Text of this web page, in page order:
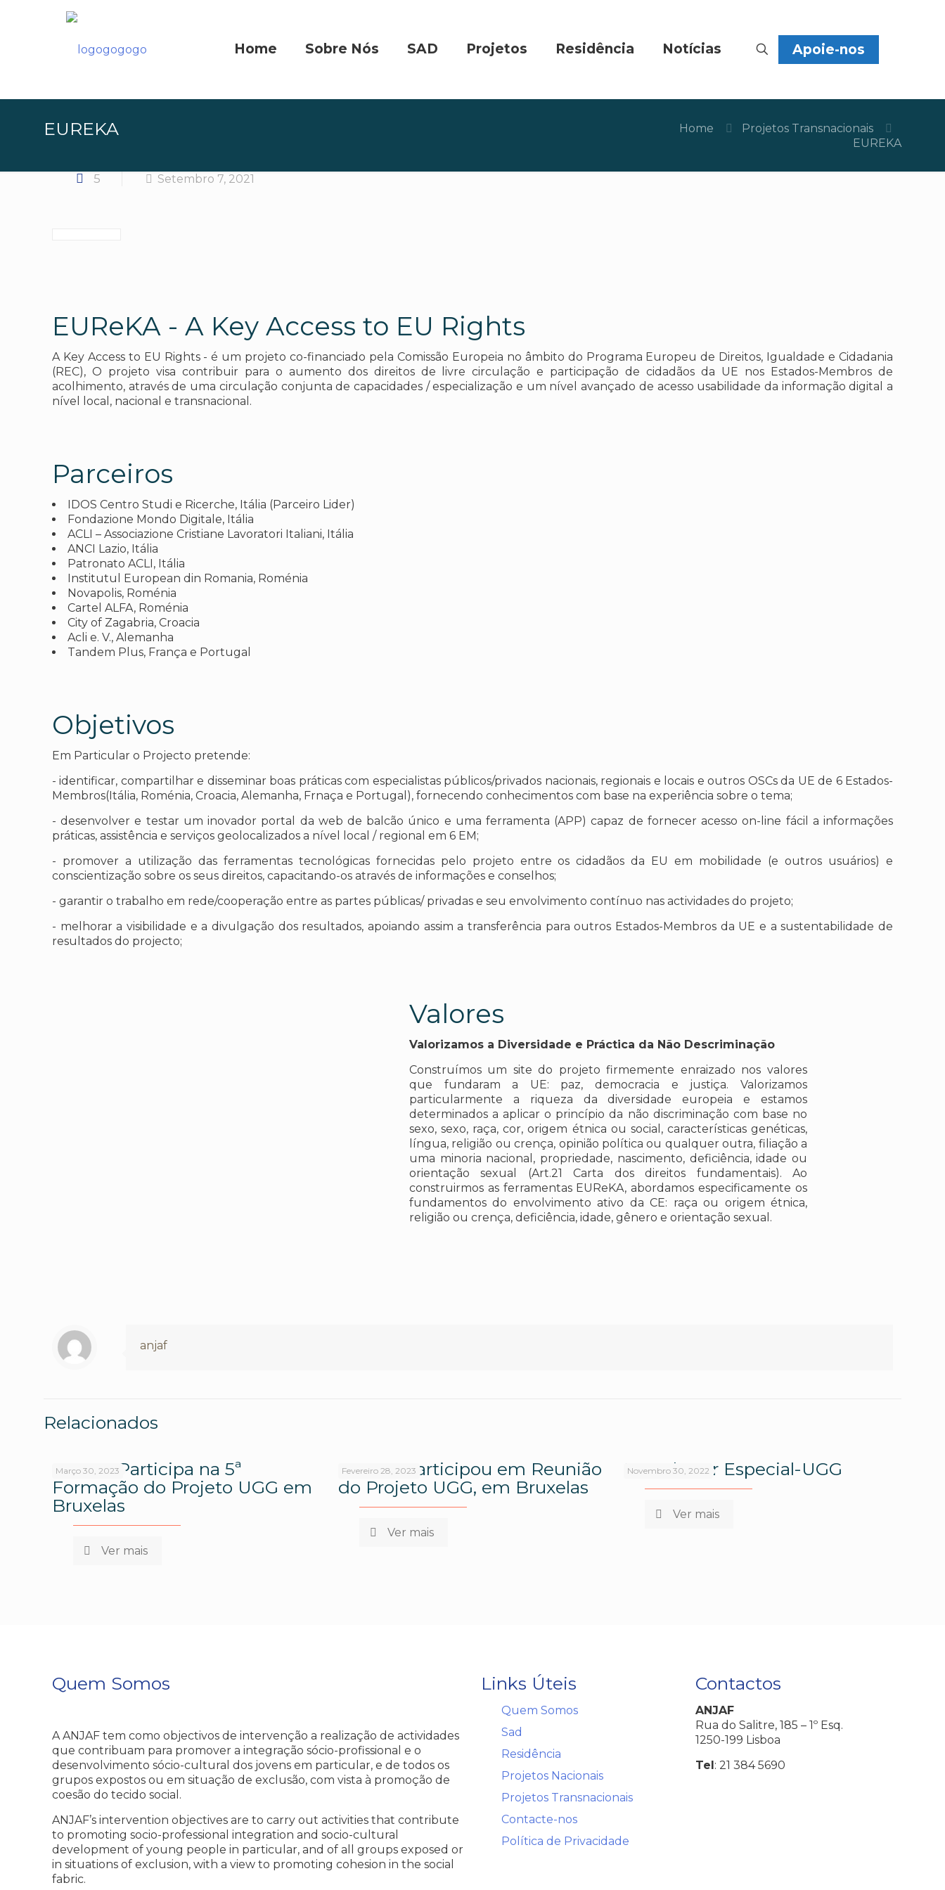
Home Sobre Nós SAD Projetos Residência Notícias Apoie-nos
EUREKA Home
Projetos Transnacionais
EUREKA
5 Setembro 7, 2021
EUReKA - A Key Access to EU Rights
A Key Access to EU Rights - é um projeto co-financiado pela Comissão Europeia no âmbito do Programa Europeu de Direitos, Igualdade e Cidadania
(REC), O projeto visa contribuir para o aumento dos direitos de livre circulação e participação de cidadãos da UE nos Estados-Membros de
acolhimento, através de uma circulação conjunta de capacidades / especialização e um nível avançado de acesso usabilidade da informação digital a
nível local, nacional e transnacional.
Parceiros
IDOS Centro Studi e Ricerche, Itália (Parceiro Lider)
Fondazione Mondo Digitale, Itália
ACLI – Associazione Cristiane Lavoratori Italiani, Itália
ANCI Lazio, Itália
Patronato ACLI, Itália
Institutul European din Romania, Roménia
Novapolis, Roménia
Cartel ALFA, Roménia
City of Zagabria, Croacia
Acli e. V., Alemanha
Tandem Plus, França e Portugal
Objetivos
Em Particular o Projecto pretende:
- identificar, compartilhar e disseminar boas práticas com especialistas públicos/privados nacionais, regionais e locais e outros OSCs da UE de 6 Estados-
Membros(Itália, Roménia, Croacia, Alemanha, Frnaça e Portugal), fornecendo conhecimentos com base na experiência sobre o tema;
- desenvolver e testar um inovador portal da web de balcão único e uma ferramenta (APP) capaz de fornecer acesso on-line fácil a informações
práticas, assistência e serviços geolocalizados a nível local / regional em 6 EM;
- promover a utilização das ferramentas tecnológicas fornecidas pelo projeto entre os cidadãos da EU em mobilidade (e outros usuários) e
conscientização sobre os seus direitos, capacitando-os através de informações e conselhos;
- garantir o trabalho em rede/cooperação entre as partes públicas/ privadas e seu envolvimento contínuo nas actividades do projeto;
- melhorar a visibilidade e a divulgação dos resultados, apoiando assim a transferência para outros Estados-Membros da UE e a sustentabilidade de
resultados do projecto;
Valores
Valorizamos a Diversidade e Práctica da Não Descriminação
Construímos um site do projeto firmemente enraizado nos valores
que fundaram a UE: paz, democracia e justiça. Valorizamos
particularmente a riqueza da diversidade europeia e estamos
determinados a aplicar o princípio da não discriminação com base no
sexo, sexo, raça, cor, origem étnica ou social, características genéticas,
língua, religião ou crença, opinião política ou qualquer outra, filiação a
uma minoria nacional, propriedade, nascimento, deficiência, idade ou
orientação sexual (Art.21 Carta dos direitos fundamentais). Ao
construirmos as ferramentas EUReKA, abordamos especificamente os
fundamentos do envolvimento ativo da CE: raça ou origem étnica,
religião ou crença, deficiência, idade, gênero e orientação sexual.
anjaf
Relacionados
Março 30, 2023
ANJAF Participa na 5ª
Formação do Projeto UGG em
Bruxelas
Ver mais
Fevereiro 28, 2023
ANJAF Participou em Reunião
do Projeto UGG, em Bruxelas
Ver mais
Novembro 30, 2022
Newsletter Especial-UGG
Ver mais
Quem Somos
A ANJAF tem como objectivos de intervenção a realização de actividades
que contribuam para promover a integração sócio-profissional e o
desenvolvimento sócio-cultural dos jovens em particular, e de todos os
grupos expostos ou em situação de exclusão, com vista à promoção de
coesão do tecido social.
ANJAF’s intervention objectives are to carry out activities that contribute
to promoting socio-professional integration and socio-cultural
development of young people in particular, and of all groups exposed or
in situations of exclusion, with a view to promoting cohesion in the social
fabric.
Links Úteis
Quem Somos
Sad
Residência
Projetos Nacionais
Projetos Transnacionais
Contacte-nos
Política de Privacidade
Contactos
ANJAF
Rua do Salitre, 185 – 1º Esq.
1250-199 Lisboa
Tel: 21 384 5690